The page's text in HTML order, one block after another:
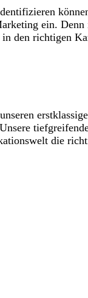
ein.
den richtigen
die